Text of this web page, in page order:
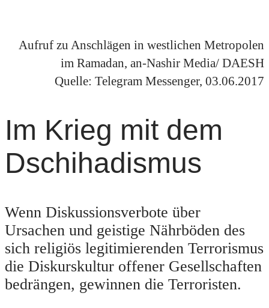
Aufruf zu Anschlägen in westlichen Metropolen
im Ramadan, an-Nashir Media/ DAESH
Quelle: Telegram Messenger, 03.06.2017
Im Krieg mit dem
Dschihadismus
Wenn Diskussionsverbote über
Ursachen und geistige Nährböden des
sich religiös legitimierenden Terrorismus
die Diskurskultur offener Gesellschaften
bedrängen, gewinnen die Terroristen.